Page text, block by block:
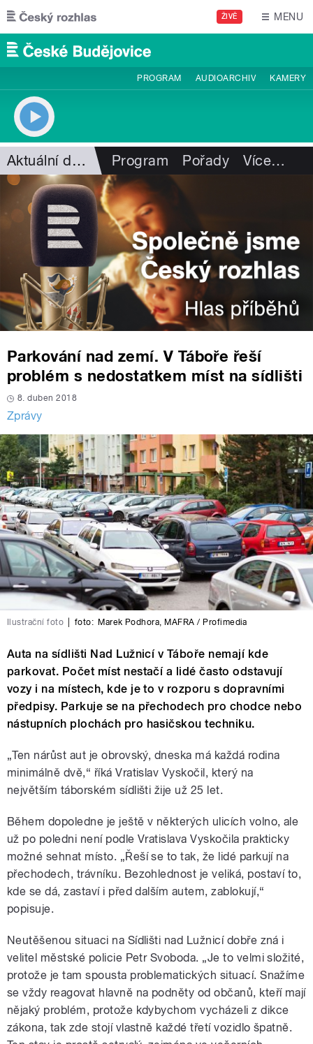
Přejít k hlavnímu obsahu
ŽIVĚ MENU
PROGRAM AUDIOARCHIV KAMERY
Aktuální dění Program Pořady Více…
Parkování nad zemí. V Táboře řeší
problém s nedostatkem míst na sídlišti
8. duben 2018
Zprávy
Ilustrační foto foto: Marek Podhora, MAFRA / Profimedia
Auta na sídlišti Nad Lužnicí v Táboře nemají kde
parkovat. Počet míst nestačí a lidé často odstavují
vozy i na místech, kde je to v rozporu s dopravními
předpisy. Parkuje se na přechodech pro chodce nebo
nástupních plochách pro hasičskou techniku.
„Ten nárůst aut je obrovský, dneska má každá rodina
minimálně dvě,“ říká Vratislav Vyskočil, který na
největším táborském sídlišti žije už 25 let.
Během dopoledne je ještě v některých ulicích volno, ale
už po poledni není podle Vratislava Vyskočila prakticky
možné sehnat místo. „Řeší se to tak, že lidé parkují na
přechodech, trávníku. Bezohlednost je veliká, postaví to,
kde se dá, zastaví i před dalším autem, zablokují,“
popisuje.
Neutěšenou situaci na Sídlišti nad Lužnicí dobře zná i
velitel městské policie Petr Svoboda. „Je to velmi složité,
protože je tam spousta problematických situací. Snažíme
se vždy reagovat hlavně na podněty od občanů, kteří mají
nějaký problém, protože kdybychom vycházeli z dikce
zákona, tak zde stojí vlastně každé třetí vozidlo špatně.